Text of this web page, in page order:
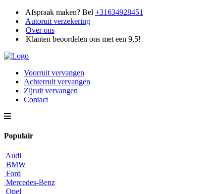
Afspraak maken? Bel +31634928451
Autoruit verzekering
Over ons
Klanten beoordelen ons met een 9,5!
Voorruit vervangen
Achterruit vervangen
Zijruit vervangen
Contact
Populair
Audi
BMW
Ford
Mercedes-Benz
Opel